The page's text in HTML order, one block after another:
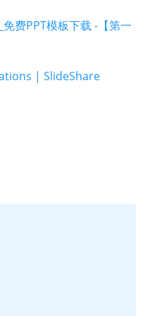
费PPT模板下载 -【第一
| SlideShare